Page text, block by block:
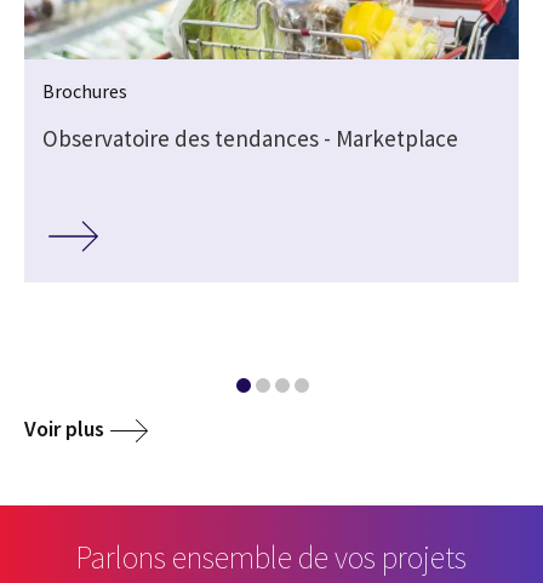
Brochures
Observatoire des tendances - Marketplace
Voir plus
Parlons ensemble de vos projets